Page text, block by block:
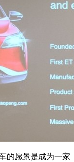
的愿景是成为一家